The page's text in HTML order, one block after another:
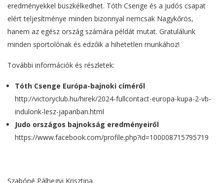
eredményekkel büszkélkedhet. Tóth Csenge és a judós csapat
elért teljesítménye minden bizonnyal nemcsak Nagykőrös,
hanem az egész ország számára példát mutat. Gratulálunk
minden sportolónak és edzőik a hihetetlen munkához!
További információk és részletek:
Tóth Csenge Európa-bajnoki címéről
http://victoryclub.hu/hirek/2024-fullcontact-europa-kupa-2-vb-
indulonk-lesz-japanban.html
Judo országos bajnokság eredményeiről
https://www.facebook.com/profile.php?id=100008715795719
Szabóné Pálhegyi Krisztina